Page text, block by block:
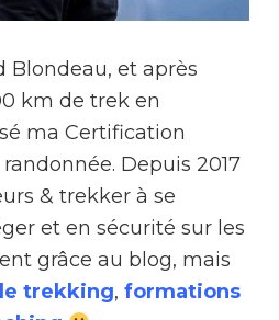
Blondeau, et après
km de trek en
ma Certification
Depuis 2017
& trekker à se
et en sécurité sur les
grâce au blog, mais
trekking, formations